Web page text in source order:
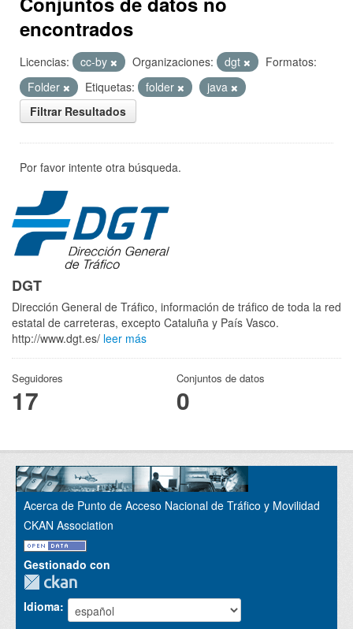
encontrados
Licencias: cc-by Organizaciones: dgt
Formatos:
Folder
Etiquetas: folder
java
Filtrar Resultados
Por favor intente otra búsqueda.
DGT
Dirección General de Tráfico, información de tráfico de toda la red
estatal de carreteras, excepto Cataluña y País Vasco.
http://www.dgt.es/ leer más
Seguidores
17
Conjuntos de datos
0
Acerca de Punto de Acceso Nacional de Tráfico y Movilidad
CKAN Association
Gestionado con
Idioma